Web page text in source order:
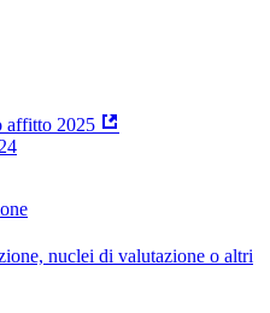
affitto 2025
nuclei di valutazione o altri